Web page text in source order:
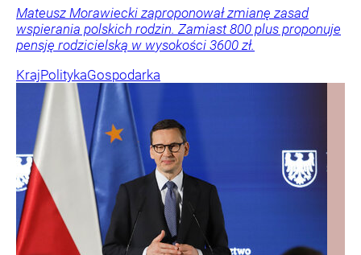
Mateusz Morawiecki zaproponował zmianę zasad
wspierania polskich rodzin. Zamiast 800 plus proponuje
pensję rodzicielską w wysokości 3600 zł.
KrajPolitykaGospodarka